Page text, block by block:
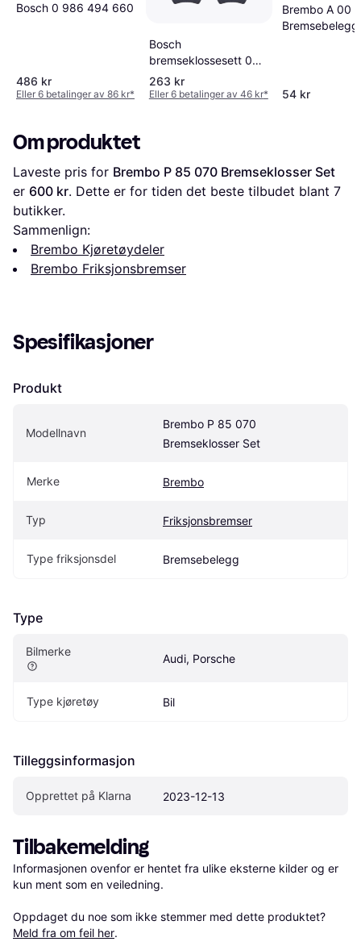
Bosch 0 986 494 660
486 kr
Eller 6 betalinger av 86 kr*
Bosch
bremseklossesett 0
986 494 768
263 kr
Eller 6 betalinger av 46 kr*
Brembo A 00
54 kr
Om produktet
Laveste pris for Brembo P 85 070 Bremseklosser Set
er 600 kr. Dette er for tiden det beste tilbudet blant 7
butikker.
Sammenlign:
Brembo Kjøretøydeler
Brembo Friksjonsbremser
Spesifikasjoner
Produkt
Modellnavn
Brembo P 85 070
Bremseklosser Set
Merke Brembo
Typ Friksjonsbremser
Type friksjonsdel Bremsebelegg
Type
Bilmerke
Audi, Porsche
Type kjøretøy Bil
Tilleggsinformasjon
Opprettet på Klarna 2023-12-13
Tilbakemelding
Informasjonen ovenfor er hentet fra ulike eksterne kilder og er
kun ment som en veiledning.
Oppdaget du noe som ikke stemmer med dette produktet?
Meld fra om feil her.